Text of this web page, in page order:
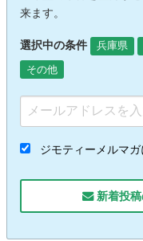
来ます。
選択中の条件 兵庫県
その他
ジモティーメルマ
新着投稿